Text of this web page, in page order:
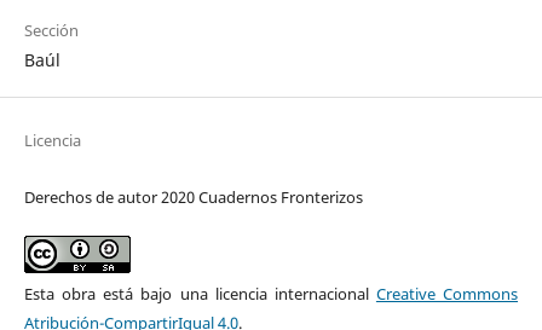
Sección
Baúl
Licencia
Derechos de autor 2020 Cuadernos Fronterizos
Esta obra está bajo una licencia internacional Creative Commons
Atribución-CompartirIgual 4.0.